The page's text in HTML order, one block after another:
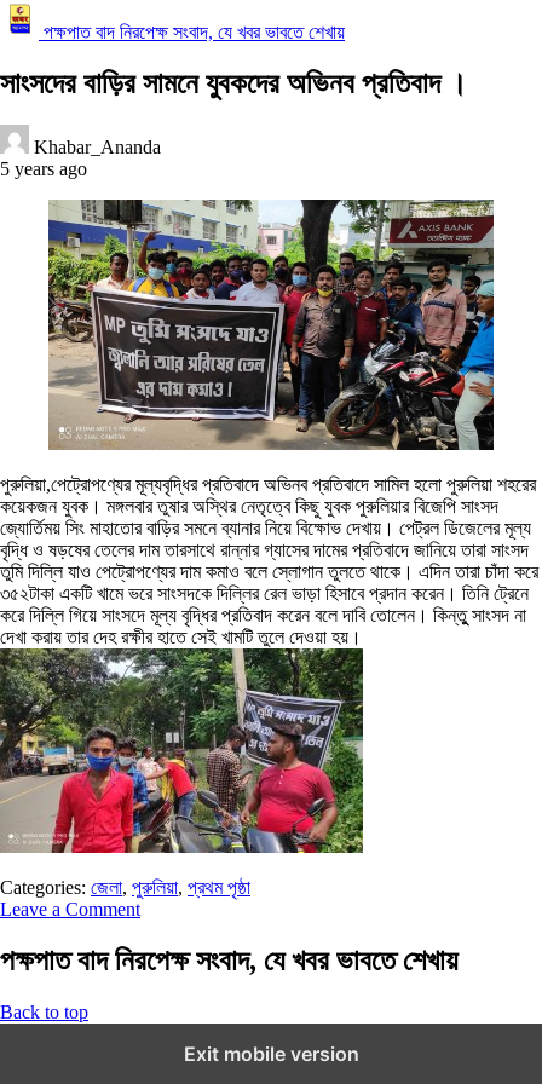
পক্ষপাত বাদ নিরপেক্ষ সংবাদ, যে খবর ভাবতে শেখায়
সাংসদের বাড়ির সামনে যুবকদের অভিনব প্রতিবাদ ‌।
Khabar_Ananda
5 years ago
পুরুলিয়া,পেট্রোপণ্যের মূল্যবৃদ্ধির প্রতিবাদে অভিনব প্রতিবাদে সামিল হলো পুরুলিয়া শহরের
কয়েকজন যুবক। মঙ্গলবার তুষার অস্থির নেতৃত্বে কিছু যুবক পুরুলিয়ার বিজেপি সাংসদ
জ্যোর্তিময় সিং মাহাতোর বাড়ির সমনে ব্যানার নিয়ে বিক্ষোভ দেখায়। পেট্রল ডিজেলের মূল্য
বৃদ্ধি ও ষড়ষের তেলের দাম তারসাথে রান্নার গ্যাসের দামের প্রতিবাদে জানিয়ে তারা সাংসদ
তুমি দিল্লি যাও পেট্রোপণ্যের দাম কমাও বলে স্লোগান তুলতে থাকে। এদিন তারা চাঁদা করে
৩৫২টাকা একটি খামে ভরে সাংসদকে দিল্লির রেল ভাড়া হিসাবে প্রদান করেন। তিনি ট্রেনে
করে দিল্লি গিয়ে সাংসদে মূল্য বৃদ্ধির প্রতিবাদ করেন বলে দাবি তোলেন। কিন্তুু সাংসদ না
দেখা করায় তার দেহ রক্ষীর হাতে সেই খামটি তুলে দেওয়া হয়।
Categories: জেলা, পুরুলিয়া, প্রথম পৃষ্ঠা
Leave a Comment
পক্ষপাত বাদ নিরপেক্ষ সংবাদ, যে খবর ভাবতে শেখায়
Back to top
Exit mobile version